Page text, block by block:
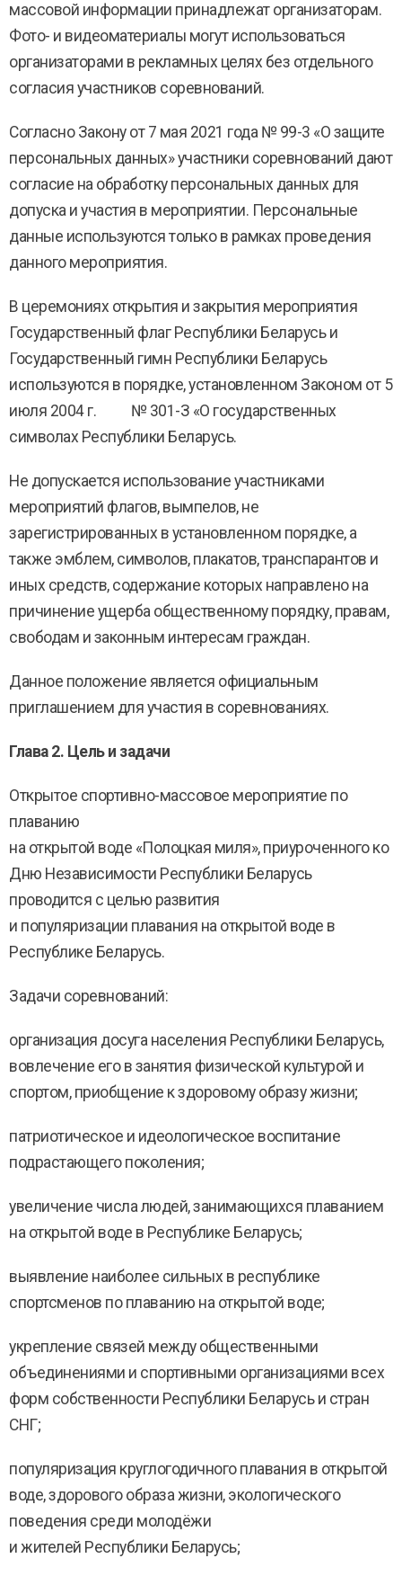
массовой информации принадлежат организаторам.
Фото- и видеоматериалы могут использоваться
организаторами в рекламных целях без отдельного
согласия участников соревнований.
Согласно Закону от 7 мая 2021 года № 99-3 «О защите
персональных данных» участники соревнований дают
согласие на обработку персональных данных для
допуска и участия в мероприятии. Персональные
данные используются только в рамках проведения
данного мероприятия.
В церемониях открытия и закрытия мероприятия
Государственный флаг Республики Беларусь и
Государственный гимн Республики Беларусь
используются в порядке, установленном Законом от 5
июля 2004 г. № 301-З «О государственных
символах Республики Беларусь.
Не допускается использование участниками
мероприятий флагов, вымпелов, не
зарегистрированных в установленном порядке, а
также эмблем, символов, плакатов, транспарантов и
иных средств, содержание которых направлено на
причинение ущерба общественному порядку, правам,
свободам и законным интересам граждан.
Данное положение является официальным
приглашением для участия в соревнованиях.
Глава 2. Цель и задачи
Открытое спортивно-массовое мероприятие по
плаванию
на открытой воде «Полоцкая миля», приуроченного ко
Дню Независимости Республики Беларусь
проводится с целью развития
и популяризации плавания на открытой воде в
Республике Беларусь.
Задачи соревнований:
организация досуга населения Республики Беларусь,
вовлечение его в занятия физической культурой и
спортом, приобщение к здоровому образу жизни;
патриотическое и идеологическое воспитание
подрастающего поколения;
увеличение числа людей, занимающихся плаванием
на открытой воде в Республике Беларусь;
выявление наиболее сильных в республике
спортсменов по плаванию на открытой воде;
укрепление связей между общественными
объединениями и спортивными организациями всех
форм собственности Республики Беларусь и стран
СНГ;
популяризация круглогодичного плавания в открытой
воде, здорового образа жизни, экологического
поведения среди молодёжи
и жителей Республики Беларусь;